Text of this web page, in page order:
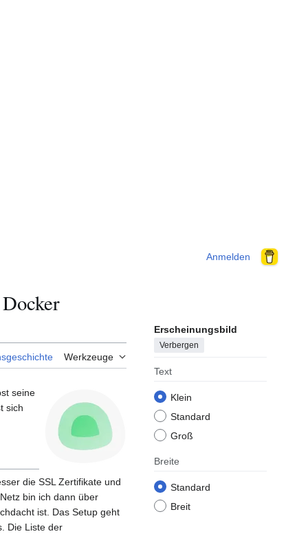
Anmelden
Werkzeuge
Erscheinungsbild
Verbergen
Text
Klein
Standard
Groß
Breite
Standard
Breit
seine
sich
die SSL Zertifikate und
bin ich dann über
ist. Das Setup geht
Die Liste der